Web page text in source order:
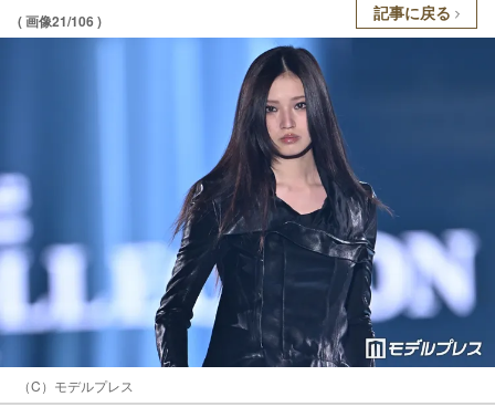
( 画像21/106 ) 記事に戻る
（C）モデルプレス